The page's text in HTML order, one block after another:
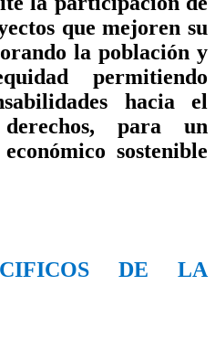
que mejoren su
la población y
permitiendo
hacia el
para un
sostenible
DE LA